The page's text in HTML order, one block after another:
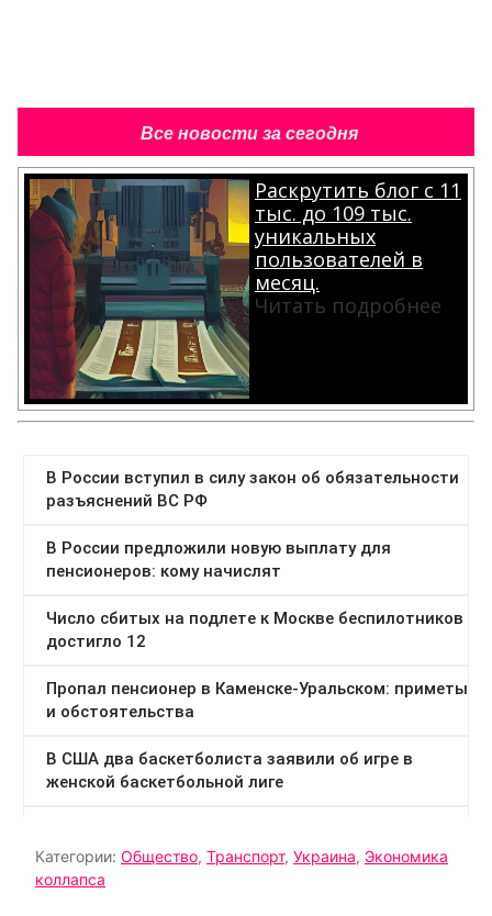
Все новости за сегодня
Раскрутить блог с 11
тыс. до 109 тыс.
уникальных
пользователей в
месяц.
Читать подробнее
Категории: Общество, Транспорт, Украина, Экономика
коллапса